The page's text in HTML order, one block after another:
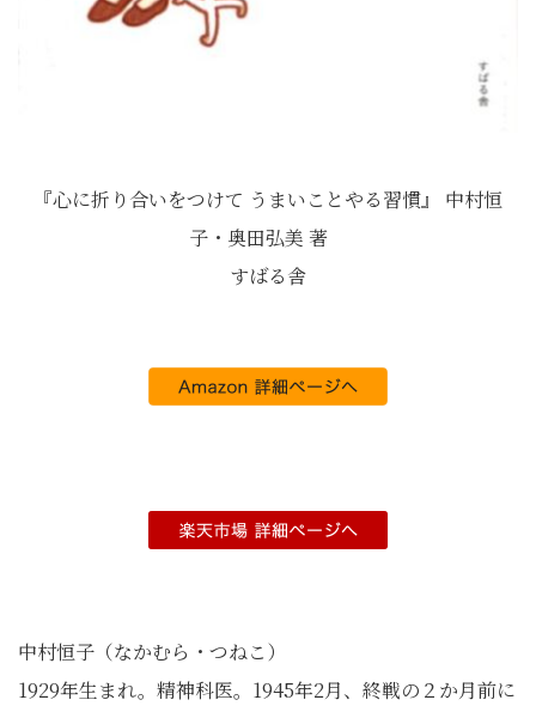
『心に折り合いをつけて うまいことやる習慣』 中村恒
子・奥田弘美 著
すばる舎
中村恒子（なかむら・つねこ）
1929年生まれ。精神科医。1945年2月、終戦の２か月前に